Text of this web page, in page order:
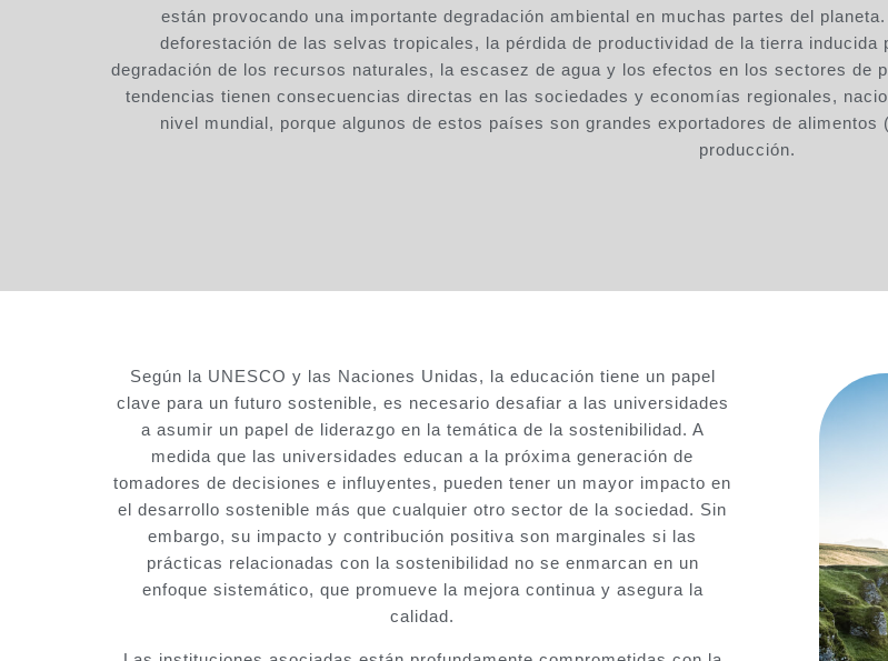
están provocando una importante degradación ambiental en muchas partes del
deforestación de las selvas tropicales, la pérdida de productividad de la tierra
degradación de los recursos naturales, la escasez de agua y los efectos en los sectores de
tendencias tienen consecuencias directas en las sociedades y economías regionales,
nivel mundial, porque algunos de estos países son grandes exportadores de
producción.
Según la UNESCO y las Naciones Unidas, la educación tiene un papel
clave para un futuro sostenible, es necesario desafiar a las universidades
a asumir un papel de liderazgo en la temática de la sostenibilidad. A
medida que las universidades educan a la próxima generación de
tomadores de decisiones e influyentes, pueden tener un mayor impacto en
el desarrollo sostenible más que cualquier otro sector de la sociedad. Sin
embargo, su impacto y contribución positiva son marginales si las
prácticas relacionadas con la sostenibilidad no se enmarcan en un
enfoque sistemático, que promueve la mejora continua y asegura la
calidad.